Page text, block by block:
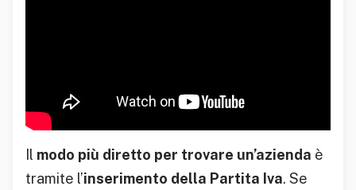
Il modo più diretto per trovare un’azienda è
tramite l’inserimento della Partita Iva. Se